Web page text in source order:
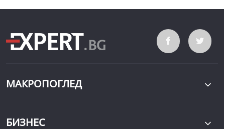
МАКРОПОГЛЕД
БИЗНЕС